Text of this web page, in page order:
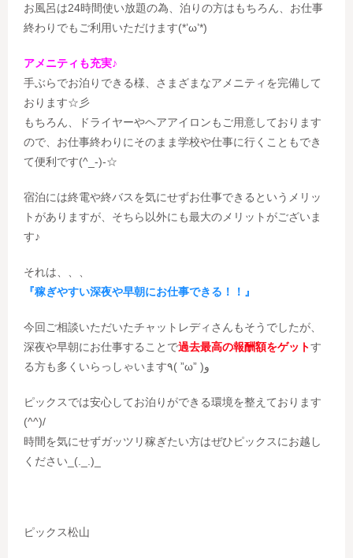
お風呂は24時間使い放題の為、泊りの方はもちろん、お仕事
終わりでもご利用いただけます(*’ω’*)
アメニティも充実♪
手ぶらでお泊りできる様、さまざまなアメニティを完備して
おります☆彡
もちろん、ドライヤーやヘアアイロンもご用意しております
ので、お仕事終わりにそのまま学校や仕事に行くこともでき
て便利です(^_-)-☆
宿泊には終電や終バスを気にせずお仕事できるというメリッ
トがありますが、そちら以外にも最大のメリットがございま
す♪
それは、、、
『稼ぎやすい深夜や早朝にお仕事できる！！』
今回ご相談いただいたチャットレディさんもそうでしたが、
深夜や早朝にお仕事することで過去最高の報酬額をゲットす
る方も多くいらっしゃいます٩( ”ω” )و
ピックスでは安心してお泊りができる環境を整えております
(^^)/
時間を気にせずガッツリ稼ぎたい方はぜひピックスにお越し
ください_(._.)_
ピックス松山